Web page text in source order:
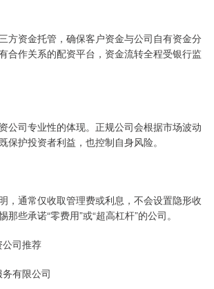
方资金托管，确保客户资金与公司自有资金分
合作关系的配资平台，资金流转全程受银行监
公司专业性的体现。正规公司会根据市场波动
保护投资者利益，也控制自身风险。
，通常仅收取管理费或利息，不会设置隐形收
些承诺“零费用”或“超高杠杆”的公司。
司推荐
有限公司